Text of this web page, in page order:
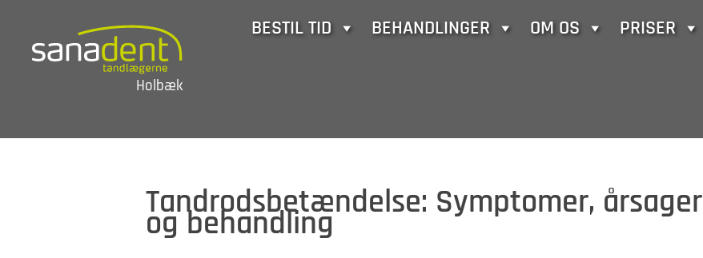
content
Holbæk
BESTIL TID BEHANDLINGER OM OS PRISER
Tandrodsbetændelse: Symptomer, årsager
og behandling